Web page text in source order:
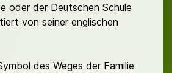
oder der Deutschen Schule
von seiner englischen
des Weges der Familie